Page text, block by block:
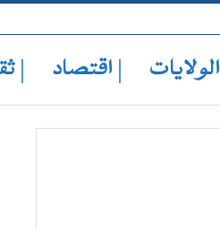
| الولايات | اقتصاد |